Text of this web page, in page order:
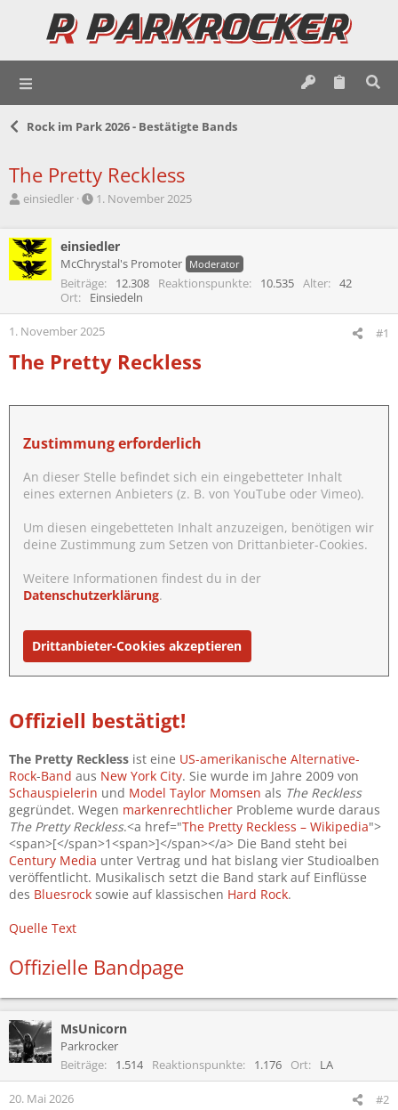
Rock im Park 2026 - Bestätigte Bands
The Pretty Reckless
E
t
e
l
e
r
einsiedler
E
t
e
l
l
t
a
1. November 2025
einsiedler
McChrystal's Promoter Moderator
Beiträge 12.308 Reaktionspunkte 10.535 Alter
42
Ort
Einsiedeln
1. November 2025 #1
The Pretty Reckless
Zustimmung erforderlich
An dieser Stelle befindet sich ein eingebetteter Inhalt
eines externen Anbieters (z. B. von YouTube oder Vimeo).
Um diesen eingebetteten Inhalt anzuzeigen, benötigen wir
deine Zustimmung zum Setzen von Drittanbieter-Cookies.
Weitere Informationen findest du in der
Datenschutzerklärung.
Drittanbieter-Cookies akzeptieren
Offiziell bestätigt!
The Pretty Reckless ist eine US-amerikanische Alternative-
Rock-Band aus New York City. Sie wurde im Jahre 2009 von
Schauspielerin und Model Taylor Momsen als The Reckless
gegründet. Wegen markenrechtlicher Probleme wurde daraus
The Pretty Reckless.<a href="The Pretty Reckless – Wikipedia">
<span>[</span>1<span>]</span></a> Die Band steht bei
Century Media unter Vertrag und hat bislang vier Studioalben
veröffentlicht. Musikalisch setzt die Band stark auf Einflüsse
des Bluesrock sowie auf klassischen Hard Rock.
Quelle Text
Offizielle Bandpage
MsUnicorn
Parkrocker
Beiträge
1.514 Reaktionspunkte 1.176 Ort LA
20. Mai 2026 #2